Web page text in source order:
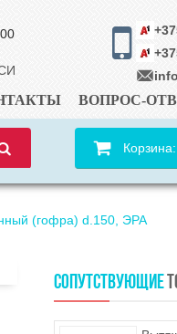
ВОПРОС-
Корзина:
(гофра) d.150, ЭРА
СОПУТСТВУЮЩИЕ